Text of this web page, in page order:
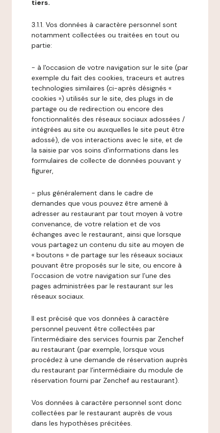
tiers.
3.1.1. Vos données à caractère personnel sont
notamment collectées ou traitées en tout ou
partie:
- à l'occasion de votre navigation sur le site (par
exemple du fait des cookies, traceurs et autres
technologies similaires (ci-après désignés «
cookies ») utilisés sur le site, des plugs in de
partage ou de redirection ou encore des
fonctionnalités des réseaux sociaux adossées /
intégrées au site ou auxquelles le site peut être
adossé), de vos interactions avec le site, et de
la saisie par vos soins d'informations dans les
formulaires de collecte de données pouvant y
figurer,
- plus généralement dans le cadre de
demandes que vous pouvez être amené à
adresser au restaurant par tout moyen à votre
convenance, de votre relation et de vos
échanges avec le restaurant, ainsi que lorsque
vous partagez un contenu du site au moyen de
« boutons » de partage sur les réseaux sociaux
pouvant être proposés sur le site, ou encore à
l’occasion de votre navigation sur l’une des
pages administrées par le restaurant sur les
réseaux sociaux.
Il est précisé que vos données à caractère
personnel peuvent être collectées par
l’intermédiaire des services fournis par Zenchef
au restaurant (par exemple, lorsque vous
procédez à une demande de réservation auprès
du restaurant par l’intermédiaire du module de
réservation fourni par Zenchef au restaurant).
Vos données à caractère personnel sont donc
collectées par le restaurant auprès de vous
dans les hypothèses précitées.